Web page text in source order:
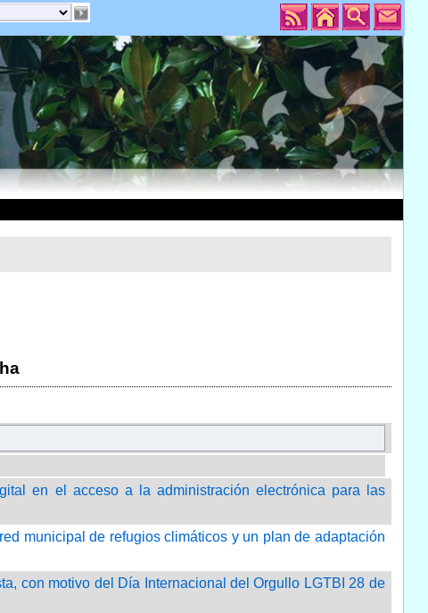
en el acceso a la administración electrónica para las
municipal de refugios climáticos y un plan de adaptación
con motivo del Día Internacional del Orgullo LGTBI 28 de